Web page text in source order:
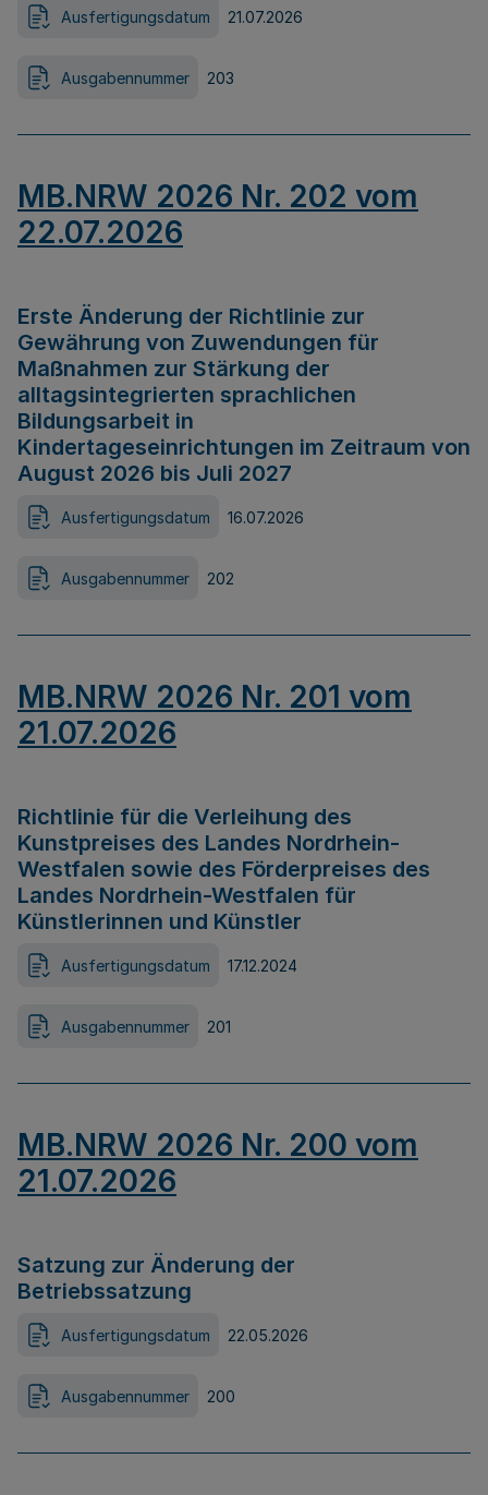
Ausfertigungsdatum 21.07.2026
Ausgabennummer 203
MB.NRW 2026 Nr. 202 vom
22.07.2026
Erste Änderung der Richtlinie zur
Gewährung von Zuwendungen für
Maßnahmen zur Stärkung der
alltagsintegrierten sprachlichen
Bildungsarbeit in
Kindertageseinrichtungen im Zeitraum von
August 2026 bis Juli 2027
Ausfertigungsdatum 16.07.2026
Ausgabennummer 202
MB.NRW 2026 Nr. 201 vom
21.07.2026
Richtlinie für die Verleihung des
Kunstpreises des Landes Nordrhein-
Westfalen sowie des Förderpreises des
Landes Nordrhein-Westfalen für
Künstlerinnen und Künstler
Ausfertigungsdatum 17.12.2024
Ausgabennummer 201
MB.NRW 2026 Nr. 200 vom
21.07.2026
Satzung zur Änderung der
Betriebssatzung
Ausfertigungsdatum 22.05.2026
Ausgabennummer 200